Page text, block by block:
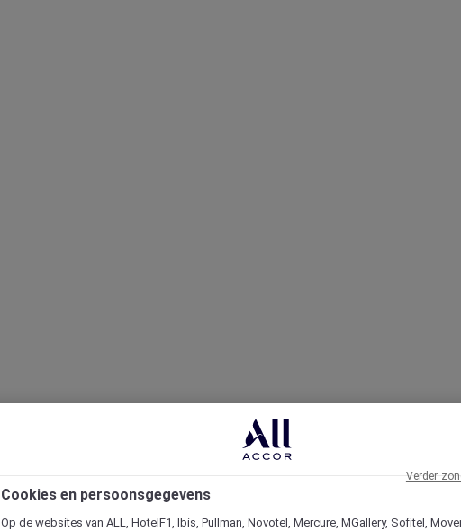
Cookies en persoonsgegevens
Op de websites van ALL, HotelF1, Ibis, Pullman, Novotel, Mercure, MGallery, Sofitel,
Verder